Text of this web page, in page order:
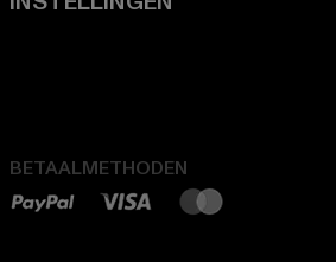
BETAALMETHODEN